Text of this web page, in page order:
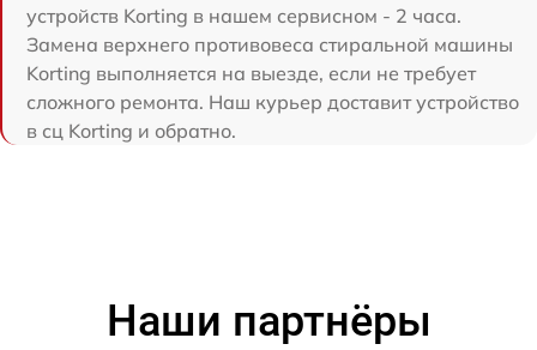
устройств Korting в нашем сервисном - 2 часа.
Замена верхнего противовеса стиральной машины
Korting выполняется на выезде, если не требует
сложного ремонта. Наш курьер доставит устройство
в сц Korting и обратно.
Наши партнёры